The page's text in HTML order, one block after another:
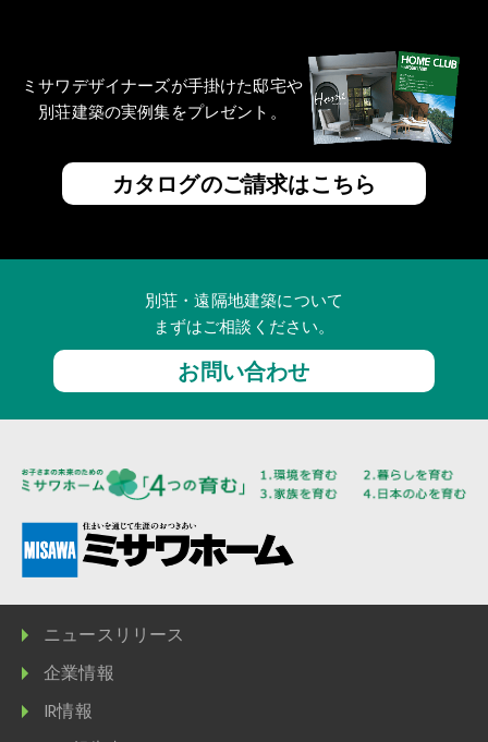
ミサワデザイナーズが手掛けた邸宅や
別荘建築の実例集をプレゼント。
カタログのご請求はこちら
別荘・遠隔地建築について
まずはご相談ください。
お問い合わせ
ニュースリリース
企業情報
IR情報